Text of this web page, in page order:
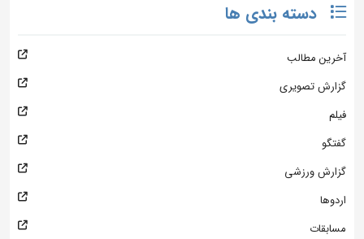
دسته بندی ها
آخرین مطالب
گزارش تصویری
فیلم
گفتگو
گزارش ورزشی
اردوها
مسابقات